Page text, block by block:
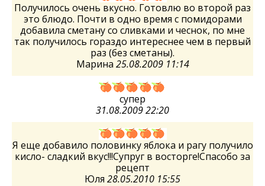
Получилось очень вкусно. Готовлю во второй раз
это блюдо. Почти в одно время с помидорами
добавила сметану со сливками и чеснок, по мне
так получилось гораздо интереснее чем в первый
раз (без сметаны).
Марина 25.08.2009 11:14
супер
31.08.2009 22:20
Я еще добавило половинку яблока и рагу получило
кисло- сладкий вкус!!!Супруг в восторге!Спасобо за
рецепт
Юля 28.05.2010 15:55